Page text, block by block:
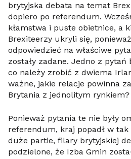
brytyjska debata na temat
dopiero po referendum.
kłamstwa i puste obietnice, a
Brexiteerzy ukryli się,
odpowiedzieć na właściwe
zostały zadane. Jedno z pytań
co należy zrobić z dwiema
ważne, jakie relacje powinna
Brytania z jednolitym rynkiem?
Ponieważ pytania te nie były
referendum, kraj popadł w
duże partie, filary brytyjskiej
podzielone, że Izba Gmin